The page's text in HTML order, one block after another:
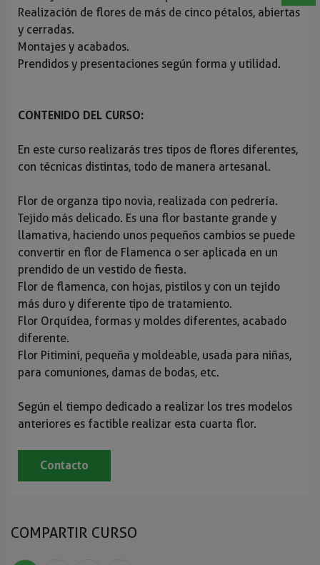
Realización de flores de más de cinco pétalos, abiertas
y cerradas.
Montajes y acabados.
Prendidos y presentaciones según forma y utilidad.
CONTENIDO DEL CURSO:
En este curso realizarás tres tipos de flores diferentes,
con técnicas distintas, todo de manera artesanal.
Flor de organza tipo novia, realizada con pedrería.
Tejido más delicado. Es una flor bastante grande y
llamativa, haciendo unos pequeños cambios se puede
convertir en flor de Flamenca o ser aplicada en un
prendido de un vestido de fiesta.
Flor de flamenca, con hojas, pistilos y con un tejido
más duro y diferente tipo de tratamiento.
Flor Orquídea, formas y moldes diferentes, acabado
diferente.
Flor Pitiminí, pequeña y moldeable, usada para niñas,
para comuniones, damas de bodas, etc.
Según el tiempo dedicado a realizar los tres modelos
anteriores es factible realizar esta cuarta flor.
Contacto
COMPARTIR CURSO